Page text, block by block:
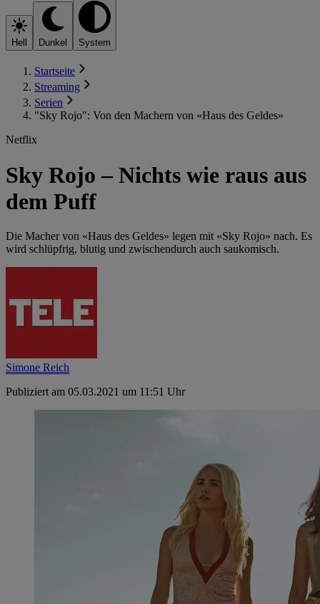
Hell Dunkel System
Startseite
Streaming
Serien
"Sky Rojo": Von den Machern von «Haus des Geldes»
Netflix
Sky Rojo – Nichts wie raus aus
dem Puff
Die Macher von «Haus des Geldes» legen mit «Sky Rojo» nach. Es
wird schlüpfrig, blutig und zwischendurch auch saukomisch.
Simone Reich
Publiziert am 05.03.2021 um 11:51 Uhr